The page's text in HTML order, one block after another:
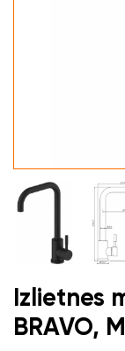
Izlietnes
BRAVO,